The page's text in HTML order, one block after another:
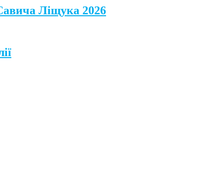
Ліщука 2026